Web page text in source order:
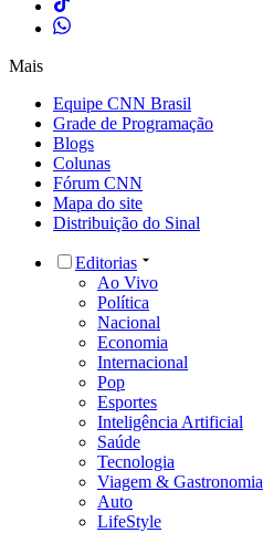
Mais
Equipe CNN Brasil
Grade de Programação
Blogs
Colunas
Fórum CNN
Mapa do site
Distribuição do Sinal
Editorias
Ao Vivo
Política
Nacional
Economia
Internacional
Pop
Esportes
Inteligência Artificial
Saúde
Tecnologia
Viagem & Gastronomia
Auto
LifeStyle